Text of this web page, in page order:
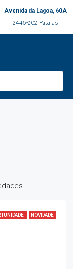
Avenida da Lagoa, 60A
2445-202 Pataias
NOVIDADE